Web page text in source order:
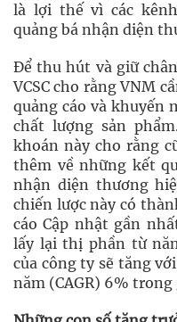
là lợi thế vì các
quảng bá nhận diện
Để thu hút và giữ
VCSC cho rằng VNM
quảng cáo và khuyến
chất lượng sản
khoán này cho rằng
thêm về những kết
nhận diện thương
chiến lược này có
cáo Cập nhật gần
lấy lại thị phần từ
của công ty sẽ tăng
năm (CAGR) 6%